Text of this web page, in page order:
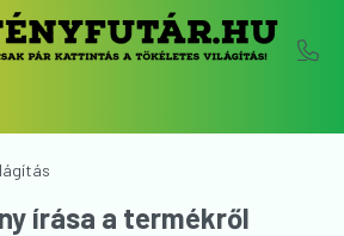
írása a termékről